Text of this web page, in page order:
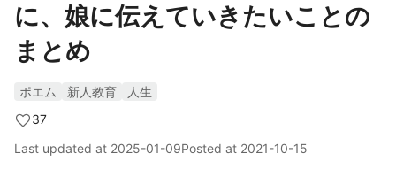
に、娘に伝えていきたいことの
まとめ
ポエム 新人教育
人生
37
Last updated at 2025-01-09Posted at 2021-10-15